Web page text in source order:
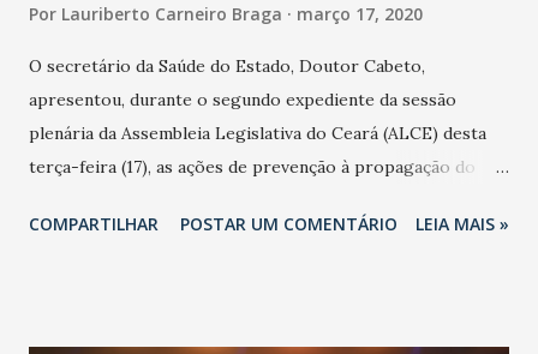
Por Lauriberto Carneiro Braga março 17, 2020
O secretário da Saúde do Estado, Doutor Cabeto,
apresentou, durante o segundo expediente da sessão
plenária da Assembleia Legislativa do Ceará (ALCE) desta
terça-feira (17), as ações de prevenção à propagação do
adotadas pelo Governo do Estado na contenção da
COMPARTILHAR POSTAR UM COMENTÁRIO LEIA MAIS »